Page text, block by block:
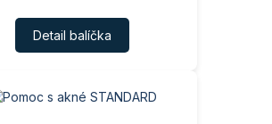
Detail balíčka